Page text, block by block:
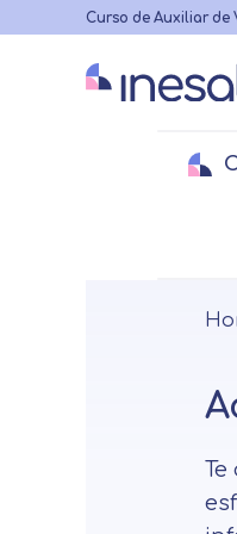
HighlightedCurso de Auxiliar de
Menu